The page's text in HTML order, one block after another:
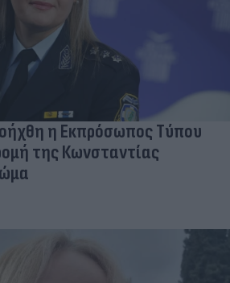
η Εκπρόσωπος Τύπου
της Κωνσταντίας